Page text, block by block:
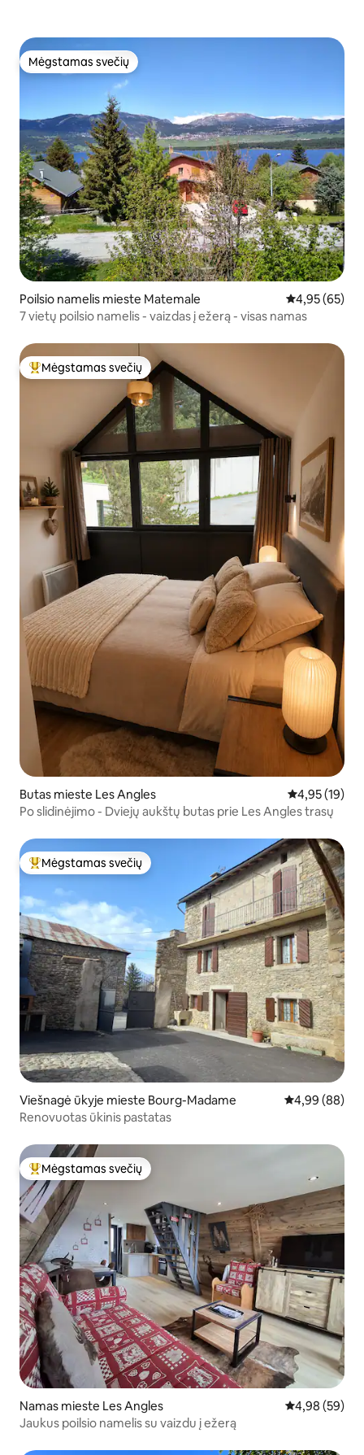
Mėgstamas svečių
Mėgstamas svečių
Poilsio namelis mieste Matemale Vidutinis
4,95 (65)
7 vietų poilsio namelis - vaizdas į ežerą - visas namas
Svečių mėgstamiausias
Mėgstamas svečių
Butas mieste Les Angles Vidutinis
4,95 (19)
Po slidinėjimo - Dviejų aukštų butas prie Les Angles trasų
Svečių mėgstamiausias
Mėgstamas svečių
Viešnagė ūkyje mieste Bourg-Madame Vidutinis
4,99 (88)
Renovuotas ūkinis pastatas
Svečių mėgstamiausias
Mėgstamas svečių
Namas mieste Les Angles Vidutinis
4,98 (59)
Jaukus poilsio namelis su vaizdu į ežerą